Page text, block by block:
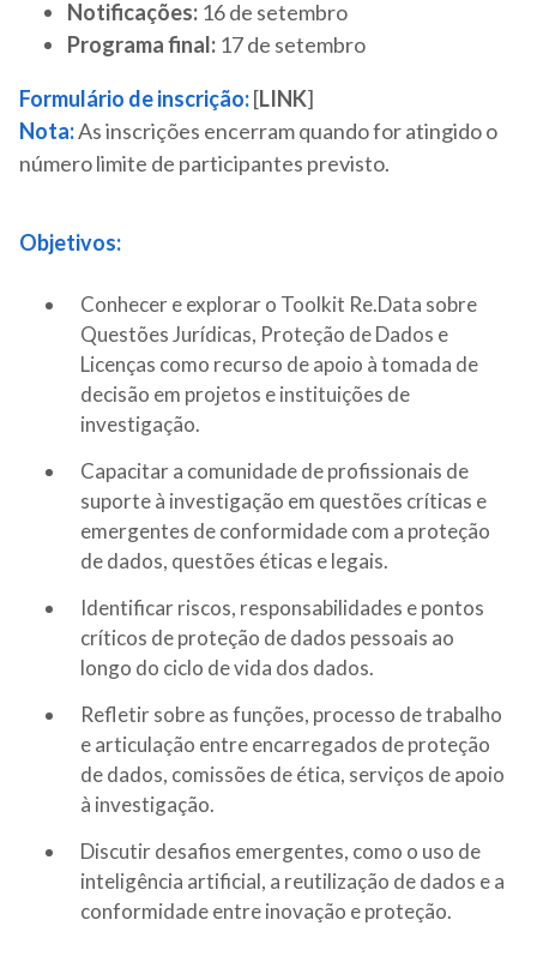
Notificações: 16 de setembro
Programa final: 17 de setembro
Formulário de inscrição:[LINK]
Nota:As inscrições encerram quando for atingido o
número limite de participantes previsto.
Objetivos:
Conhecer e explorar o Toolkit Re.Data sobre
Questões Jurídicas, Proteção de Dados e
Licenças como recurso de apoio à tomada de
decisão em projetos e instituições de
investigação.
Capacitar a comunidade de profissionais de
suporte à investigação em questões críticas e
emergentes de conformidade com a proteção
de dados, questões éticas e legais.
Identificar riscos, responsabilidades e pontos
críticos de proteção de dados pessoais ao
longo do ciclo de vida dos dados.
Refletir sobre as funções, processo de trabalho
e articulação entre encarregados de proteção
de dados, comissões de ética, serviços de apoio
à investigação.
Discutir desafios emergentes, como o uso de
inteligência artificial, a reutilização de dados e a
conformidade entre inovação e proteção.